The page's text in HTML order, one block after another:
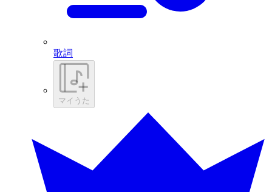
歌詞
マイうた